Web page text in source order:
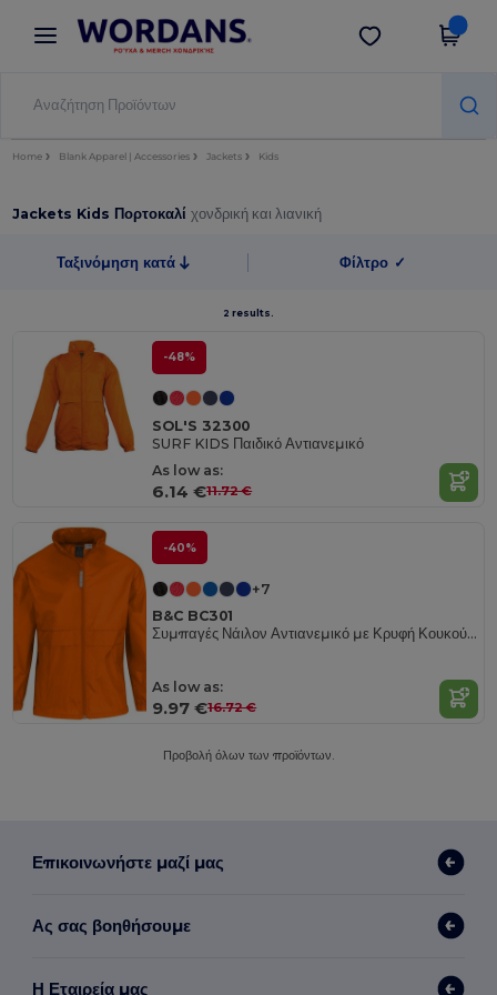
× Εφαρμογή Wordans
Καλύτερες τιμές στην εφαρμογή!
Λήψη app
Home Blank Apparel | Accessories Jackets Kids
Jackets Kids Πορτοκαλίχονδρική και λιανική
Ταξινόμηση κατά Φίλτρο ✓
2 results.
-48%
SOL'S 32300
SURF KIDS Παιδικό Αντιανεμικό
As low as:
6.14 €11.72 €
-40%
+7
B&C BC301
Συμπαγές Νάιλον Αντιανεμικό με Κρυφή Κουκούλα
As low as:
9.97 €16.72 €
Προβολή όλων των προϊόντων.
Επικοινωνήστε μαζί μας
Ας σας βοηθήσουμε
Η Εταιρεία μας